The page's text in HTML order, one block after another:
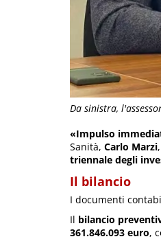
Da sinistra,
«Impulso
Sanità, Carlo Marzi
triennale degli
Il bilancio
I documenti
Il bilancio
361.846.093 euro,